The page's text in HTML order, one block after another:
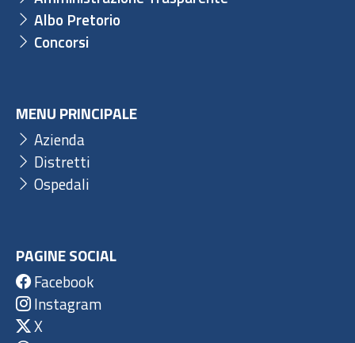
Albo Pretorio
Concorsi
MENU PRINCIPALE
Azienda
Distretti
Ospedali
PAGINE SOCIAL
Facebook
Instagram
X